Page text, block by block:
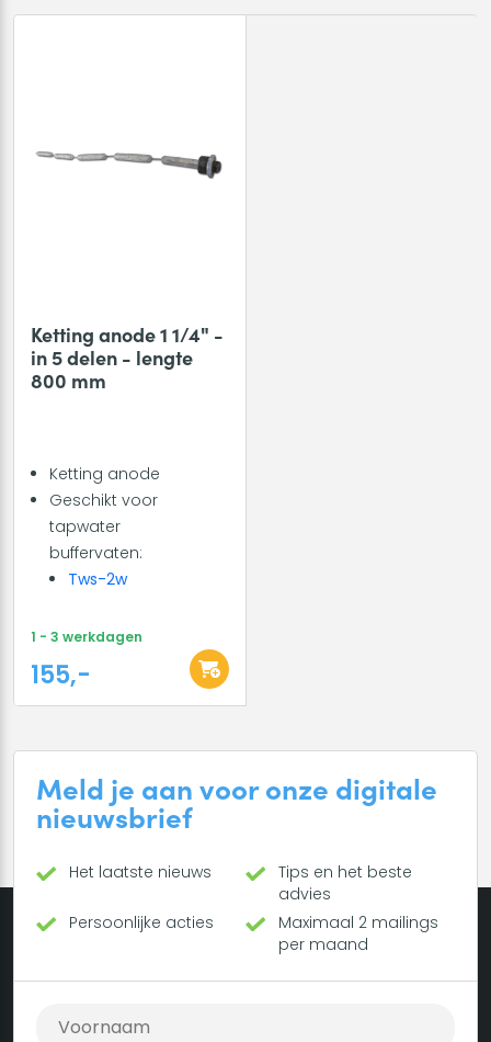
Ketting anode 1 1/4" -
in 5 delen - lengte
800 mm
Ketting anode
Geschikt voor
tapwater
buffervaten:
Tws-2w
1 - 3 werkdagen
155,-
Meld je aan voor onze digitale
nieuwsbrief
Het laatste nieuws
Tips en het beste
advies
Persoonlijke acties
Maximaal 2 mailings
per maand